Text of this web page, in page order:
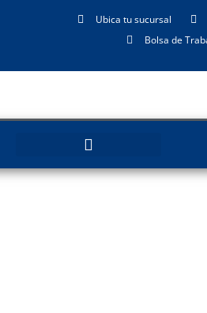
Ubica tu sucursal
Bolsa de